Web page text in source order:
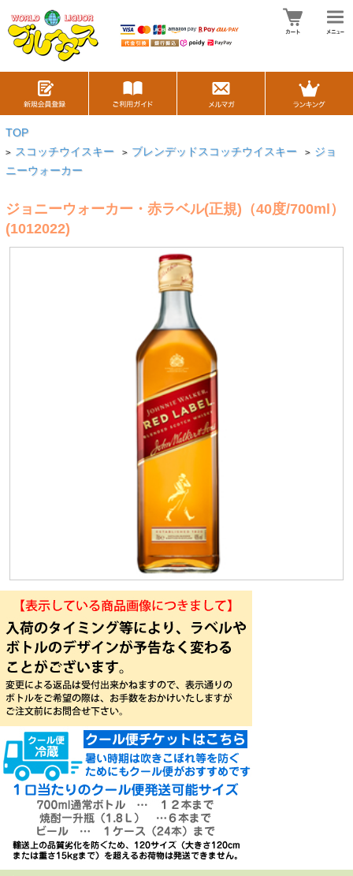
TOP
> スコッチウイスキー > ブレンデッドスコッチウイスキー > ジョ
ニーウォーカー
ジョニーウォーカー・赤ラベル(正規)（40度/700ml）
(1012022)